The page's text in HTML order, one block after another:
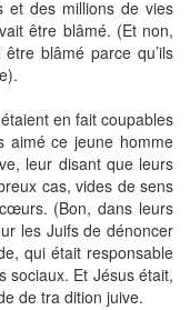
et des millions de vies
être blâmé. (Et non,
blâmé parce qu’ils
en fait coupables
aimé ce jeune homme
leur disant que leurs
cas, vides de sens
(Bon, dans leurs
les Juifs de dénoncer
qui était responsable
sociaux. Et Jésus était,
de tra dition juive.